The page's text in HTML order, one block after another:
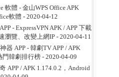
軟體 - 金山WPS Office APK
軟體 - 2020-04-12
- ExpressVPN APK / APP 下載
瀏覽、改變上網IP- 2020-04-11
器 APP - 韓劇TV APP / APK
門韓劇排行榜- 2020-04-09
APP / APK 1.174.0.2，Android